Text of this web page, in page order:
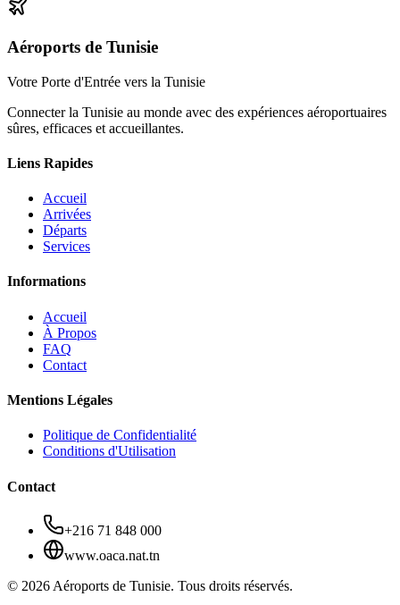
Aéroports de Tunisie
Votre Porte d'Entrée vers la Tunisie
Connecter la Tunisie au monde avec des expériences aéroportuaires
sûres, efficaces et accueillantes.
Liens Rapides
Accueil
Arrivées
Départs
Services
Informations
Accueil
À Propos
FAQ
Contact
Mentions Légales
Politique de Confidentialité
Conditions d'Utilisation
Contact
+216 71 848 000
www.oaca.nat.tn
© 2026 Aéroports de Tunisie. Tous droits réservés.